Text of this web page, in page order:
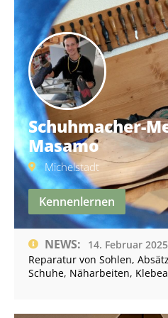
Schuhmacher-
Masamo
Michelstadt
Kennenlernen
NEWS:
14. Februar 2025
Reparatur von Sohlen,
Schuhe, Näharbeiten,